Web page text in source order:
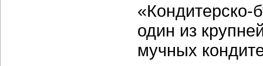
один из
мучных